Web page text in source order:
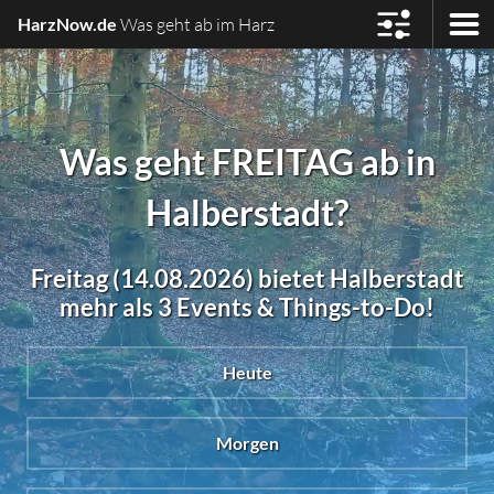
HarzNow.de Was geht ab im Harz
Was geht FREITAG ab in
Halberstadt?
Freitag (14.08.2026) bietet Halberstadt
mehr als 3 Events & Things-to-Do!
Heute
Morgen